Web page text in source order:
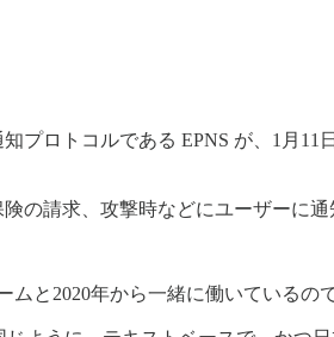
プロトコルである EPNS が、1月
の請求、攻撃時などにユーザーに
ムと2020年から一緒に働いているの